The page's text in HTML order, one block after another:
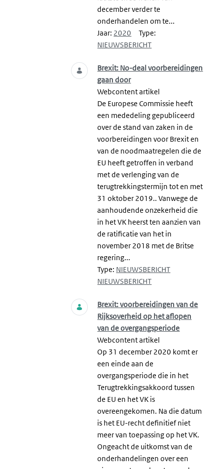
december verder te
onderhandelen om te...
Jaar: 2020
Type:
NIEUWSBERICHT
Brexit: No-deal voorbereidingen
gaan door
Webcontent artikel
De Europese Commissie heeft
een mededeling gepubliceerd
over de stand van zaken in de
voorbereidingen voor Brexit en
van de noodmaatregelen die de
EU heeft getroffen in verband
met de verlenging van de
terugtrekkingstermijn tot en met
31 oktober 2019.. Vanwege de
aanhoudende onzekerheid die
in het VK heerst ten aanzien van
de ratificatie van het in
november 2018 met de Britse
regering...
Type: NIEUWSBERICHT
NIEUWSBERICHT
Brexit: voorbereidingen van de
Rijksoverheid op het aflopen
van de overgangsperiode
Webcontent artikel
Op 31 december 2020 komt er
een einde aan de
overgangsperiode die in het
Terugtrekkingsakkoord tussen
de EU en het VK is
overeengekomen. Na die datum
is het EU-recht definitief niet
meer van toepassing op het VK.
Ongeacht de uitkomst van de
onderhandelingen over een